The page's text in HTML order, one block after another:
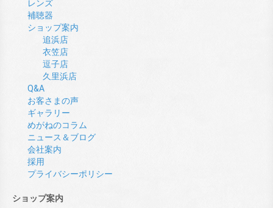
レンズ
補聴器
ショップ案内
追浜店
衣笠店
逗子店
久里浜店
Q&A
お客さまの声
ギャラリー
めがねのコラム
ニュース＆ブログ
会社案内
採用
プライバシーポリシー
ショップ案内